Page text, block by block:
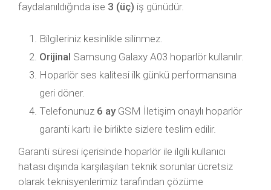
faydalanıldığında ise 3 (üç) iş günüdür.
Bilgileriniz kesinlikle silinmez.
Orijinal Samsung Galaxy A03 hoparlör kullanılır.
Hoparlör ses kalitesi ilk günkü performansına
geri döner.
Telefonunuz 6 ayGSM İletişim onaylı hoparlör
garanti kartı ile birlikte sizlere teslim edilir.
Garanti süresi içerisinde hoparlör ile ilgili kullanıcı
hatası dışında karşılaşılan teknik sorunlar ücretsiz
olarak teknisyenlerimiz tarafından çözüme